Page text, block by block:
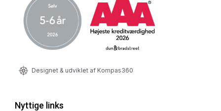
Designet & udviklet af Kompas360
Nyttige links